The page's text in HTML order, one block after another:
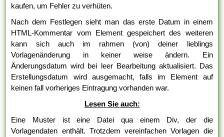
kaufen, um Fehler zu verhüten.
Nach dem Festlegen sieht man das erste Datum in einem
HTML-Kommentar vom Element gespeichert des weiteren
kann sich auch im rahmen (von) deiner lieblings
Vorlagenänderung in keiner weise ändern. Ein
Änderungsdatum wird bei leer Bearbeitung aktualisiert. Das
Erstellungsdatum wird ausgemacht, falls im Element auf
keinen fall vorheriges Eintragung vorhanden war.
Lesen Sie auch:
Eine Muster ist eine Datei qua einem Div, der die
Vorlagendaten enthält. Trotzdem vereinfachen Vorlagen die